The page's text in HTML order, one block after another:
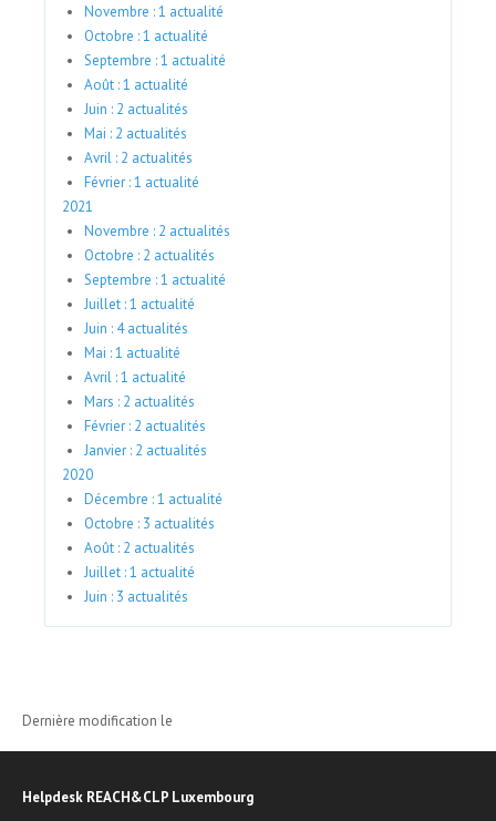
Novembre : 1 actualité
Octobre : 1 actualité
Septembre : 1 actualité
Août : 1 actualité
Juin : 2 actualités
Mai : 2 actualités
Avril : 2 actualités
Février : 1 actualité
2021
Novembre : 2 actualités
Octobre : 2 actualités
Septembre : 1 actualité
Juillet : 1 actualité
Juin : 4 actualités
Mai : 1 actualité
Avril : 1 actualité
Mars : 2 actualités
Février : 2 actualités
Janvier : 2 actualités
2020
Décembre : 1 actualité
Octobre : 3 actualités
Août : 2 actualités
Juillet : 1 actualité
Juin : 3 actualités
Dernière modification le
Helpdesk REACH&CLP Luxembourg